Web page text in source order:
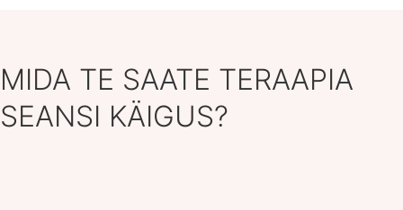
MIDA TE SAATE TERAAPIA
SEANSI KÄIGUS?